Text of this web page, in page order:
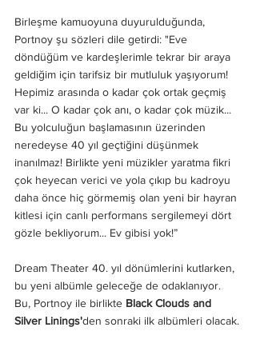
Birleşme kamuoyuna duyurulduğunda,
Portnoy şu sözleri dile getirdi: "Eve
döndüğüm ve kardeşlerimle tekrar bir araya
geldiğim için tarifsiz bir mutluluk yaşıyorum!
Hepimiz arasında o kadar çok ortak geçmiş
var ki... O kadar çok anı, o kadar çok müzik...
Bu yolculuğun başlamasının üzerinden
neredeyse 40 yıl geçtiğini düşünmek
inanılmaz! Birlikte yeni müzikler yaratma fikri
çok heyecan verici ve yola çıkıp bu kadroyu
daha önce hiç görmemiş olan yeni bir hayran
kitlesi için canlı performans sergilemeyi dört
gözle bekliyorum... Ev gibisi yok!”
Dream Theater 40. yıl dönümlerini kutlarken,
bu yeni albümle geleceğe de odaklanıyor.
Bu, Portnoy ile birlikte Black Clouds and
Silver Linings'den sonraki ilk albümleri olacak.